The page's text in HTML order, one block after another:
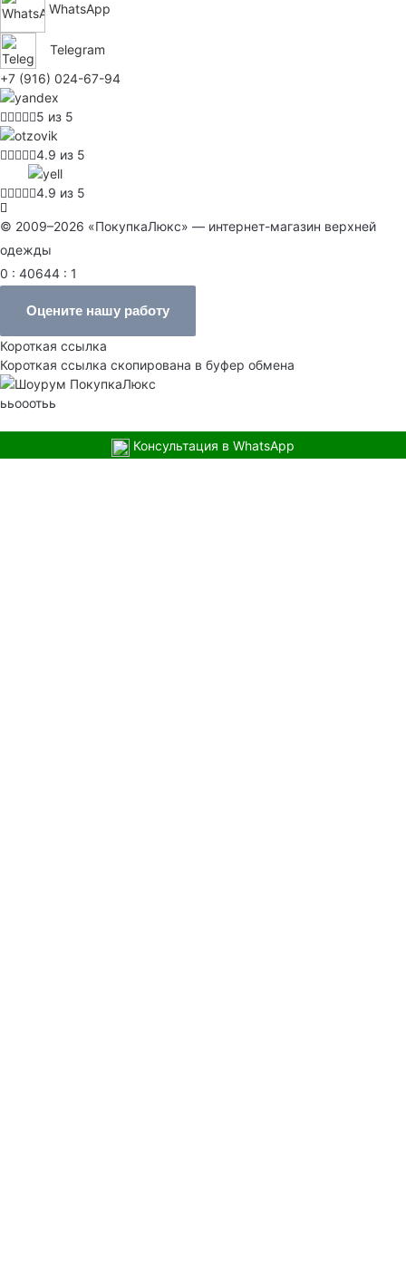
WhatsApp
Telegram
+7 (916) 024-67-94
5 из 5
4.9 из 5
4.9 из 5
© 2009–2026 «ПокупкаЛюкс» — интернет-магазин верхней
одежды
0 : 40644 : 1
Оцените нашу работу
Короткая ссылка
Короткая ссылка скопирована в буфер обмена
ььооотьь
Консультация в WhatsApp